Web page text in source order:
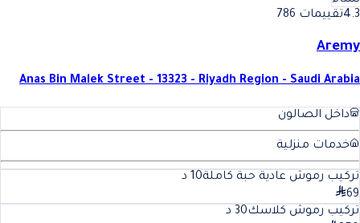
4.3تقييمات 786
Aremy
Anas Bin Malek Street - 13323 - Riyadh Region - Saudi Arabia
داخل الصالون
خدمات منزلية
تركيب رموش عادية حبة كاملة10 د
69
تركيب رموش كلاسك30 د